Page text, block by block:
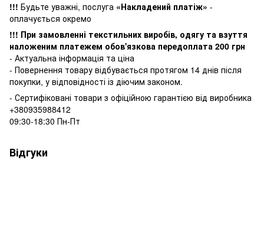
!!! Будьте уважні, послуга «Накладений платіж» -
оплачується окремо
!!! При замовленні текстильних виробів, одягу та взуття
наложеним платежем обов'язкова передоплата 200 грн
- Актуальна інформація та ціна
- Повернення товару відбувається протягом 14 днів після
покупки, у відповідності із діючим законом.
- Сертифіковані товари з офіційною гарантією від виробника
+380935988412
09:30-18:30 Пн-Пт
Відгуки